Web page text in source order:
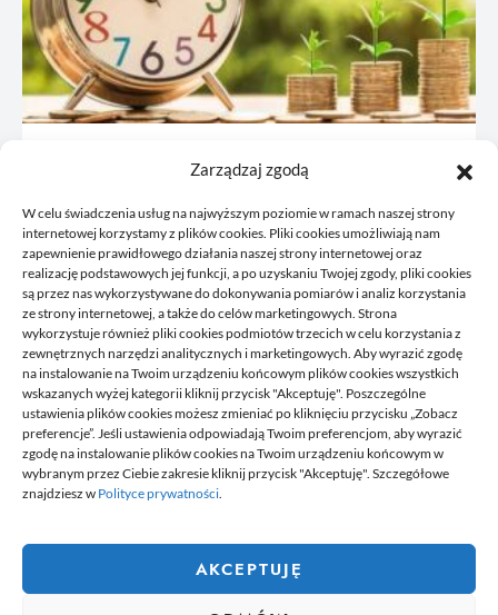
Zarządzaj zgodą
W celu świadczenia usług na najwyższym poziomie w ramach naszej strony
internetowej korzystamy z plików cookies. Pliki cookies umożliwiają nam
zapewnienie prawidłowego działania naszej strony internetowej oraz
realizację podstawowych jej funkcji, a po uzyskaniu Twojej zgody, pliki cookies
są przez nas wykorzystywane do dokonywania pomiarów i analiz korzystania
ze strony internetowej, a także do celów marketingowych. Strona
wykorzystuje również pliki cookies podmiotów trzecich w celu korzystania z
zewnętrznych narzędzi analitycznych i marketingowych. Aby wyrazić zgodę
na instalowanie na Twoim urządzeniu końcowym plików cookies wszystkich
wskazanych wyżej kategorii kliknij przycisk "Akceptuję". Poszczególne
ustawienia plików cookies możesz zmieniać po kliknięciu przycisku „Zobacz
preferencje”. Jeśli ustawienia odpowiadają Twoim preferencjom, aby wyrazić
zgodę na instalowanie plików cookies na Twoim urządzeniu końcowym w
wybranym przez Ciebie zakresie kliknij przycisk "Akceptuję". Szczegółowe
znajdziesz w Polityce prywatności.
AKCEPTUJĘ
JDG: co omówić z księgową przed
21/06/2026
DELPHINIUS
Delphinus to miejsce, gdzie znajdziesz newsy, które przydadzą się
tobie w codziennym życiu. Na stronie umieszczamy także ciekawe
chcesz się podzielić swoją wiedzą z innymi. Dołącz do nas.
Dołącz do naszej redakcji i zacznij tworzyć i dzielić się swoją
wiedzą z innymi.